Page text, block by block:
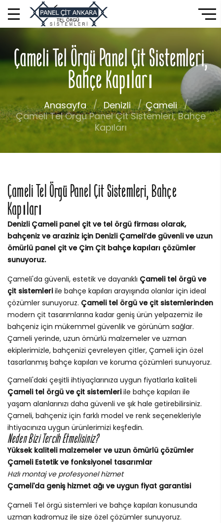
Çameli Tel Örgü Panel Çit Sistemleri,
Bahçe Kapıları
Anasayfa Denizli
Çameli
Çameli Tel Örgü Panel Çit Sistemleri, Bahçe
Kapıları
Çameli Tel Örgü Panel Çit Sistemleri, Bahçe
Kapıları
Denizli Çameli panel çit ve tel örgü firması olarak,
bahçeniz ve araziniz için Denizli Çameli’de güvenli ve uzun
ömürlü panel çit ve Çim Çit bahçe kapıları çözümler
sunuyoruz.
Çameli'da güvenli, estetik ve dayanıklı Çameli tel örgü ve
çit sistemleriile bahçe kapıları arayışında olanlar için ideal
çözümler sunuyoruz. Çameli tel örgü ve çit sistemlerinden
modern çit tasarımlarına kadar geniş ürün yelpazemiz ile
bahçeniz için mükemmel güvenlik ve görünüm sağlar.
Çameli yerinde, uzun ömürlü malzemeler ve uzman
ekiplerimizle, bahçenizi çevreleyen çitler, Çameli için özel
tasarlanmış bahçe kapıları ve koruma çözümleri sunuyoruz.
Çameli'daki çeşitli ihtiyaçlarınıza uygun fiyatlarla kaliteli
Çameli tel örgü ve çit sistemleriile bahçe kapıları ile
yaşam alanlarınızı daha güvenli ve şık hale getirebilirsiniz.
Çameli, bahçeniz için farklı model ve renk seçenekleriyle
ihtiyacınıza uygun ürünlerimizi keşfedin.
Neden Bizi Tercih Etmelisiniz?
Yüksek kaliteli malzemeler ve uzun ömürlü çözümler
Çameli Estetik ve fonksiyonel tasarımlar
Hızlı montaj ve profesyonel hizmet
Çameli'da geniş hizmet ağı ve uygun fiyat garantisi
Çameli Tel örgü sistemleri ve bahçe kapıları konusunda
uzman kadromuz ile size özel çözümler sunuyoruz.